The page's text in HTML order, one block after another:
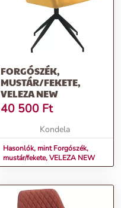
FORGÓSZÉK,
MUSTÁR/FEKETE,
VELEZA NEW
40 500 Ft
Kondela
Hasonlók, mint Forgószék,
mustár/fekete, VELEZA NEW